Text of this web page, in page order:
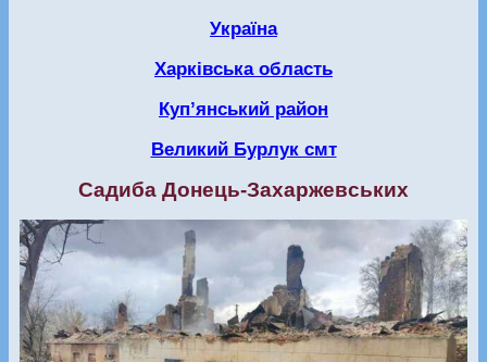
Україна
Харківська область
Куп’янський район
Великий Бурлук смт
Садиба Донець-Захаржевських